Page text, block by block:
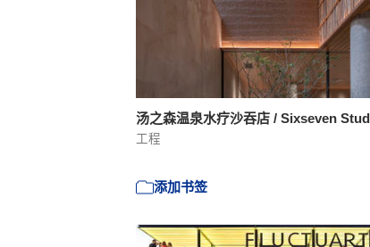
汤之森温泉水疗沙吞店 / Sixseven
工程
添加书签